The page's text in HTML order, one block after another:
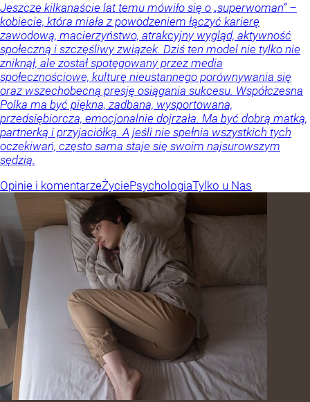
Jeszcze kilkanaście lat temu mówiło się o „superwoman” –
kobiecie, która miała z powodzeniem łączyć karierę
zawodową, macierzyństwo, atrakcyjny wygląd, aktywność
społeczną i szczęśliwy związek. Dziś ten model nie tylko nie
zniknął, ale został spotęgowany przez media
społecznościowe, kulturę nieustannego porównywania się
oraz wszechobecną presję osiągania sukcesu. Współczesna
Polka ma być piękna, zadbana, wysportowana,
przedsiębiorcza, emocjonalnie dojrzała. Ma być dobrą matką,
partnerką i przyjaciółką. A jeśli nie spełnia wszystkich tych
oczekiwań, często sama staje się swoim najsurowszym
sędzią.
Opinie i komentarzeŻyciePsychologiaTylko u Nas